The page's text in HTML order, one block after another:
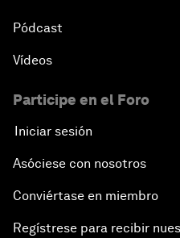
Pódcast
Vídeos
Participe en el Foro
Iniciar sesión
Asóciese con nosotros
Conviértase en miembro
Regístrese para recibir